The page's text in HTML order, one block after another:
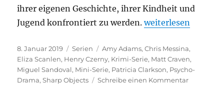
ihrer eigenen Geschichte, ihrer Kindheit und
Jugend konfrontiert zu werden.„Sharp Objects“
weiterlesen
Veröffentlicht
am
8. Januar 2019 Kategorien
Serien Schlagwörter
Amy Adams,Chris Messina,
Eliza Scanlen, Henry Czerny, Krimi-Serie, Matt Craven,
Miguel Sandoval, Mini-Serie, Patricia Clarkson, Psycho-
Drama,Sharp Objects Schreibe einen Kommentarzu